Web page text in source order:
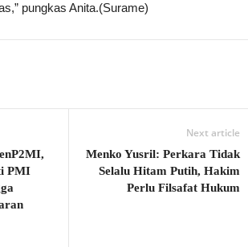
pungkas Anita.(Surame)
PMI
Next article
Menko Yusril: Perkara Tidak
Selalu Hitam Putih, Hakim
Perlu Filsafat Hukum